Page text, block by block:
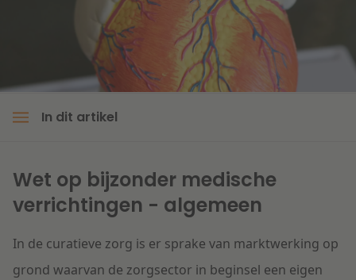
In dit artikel
Wet op bijzonder medische
verrichtingen - algemeen
In de curatieve zorg is er sprake van marktwerking op
grond waarvan de zorgsector in beginsel een eigen